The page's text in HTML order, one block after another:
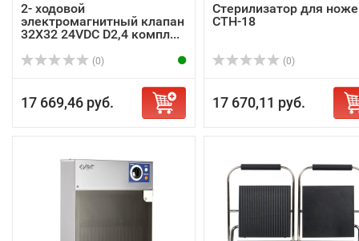
2- ходовой
электромагнитный клапан
32X32 24VDC D2,4 компл...
(0)
17 669,46 руб.
Стерилизатор для
СТН-18
(0)
17 670,11 руб.